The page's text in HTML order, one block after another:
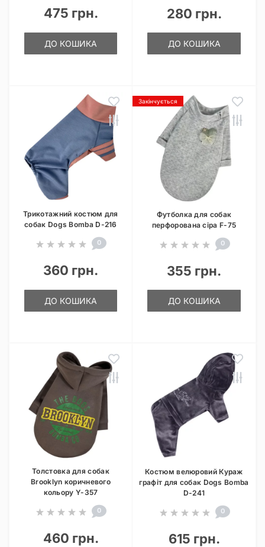
475 грн.
ДО КОШИКА
280 грн.
ДО КОШИКА
Трикотажний костюм для
собак Dogs Bomba D-216
0
360 грн.
ДО КОШИКА
Закінчується
Футболка для собак
перфорована сіра F-75
0
355 грн.
ДО КОШИКА
Толстовка для собак
Brooklyn коричневого
кольору Y-357
0
460 грн.
Костюм велюровий Кураж
графіт для собак Dogs Bomba
D-241
0
615 грн.